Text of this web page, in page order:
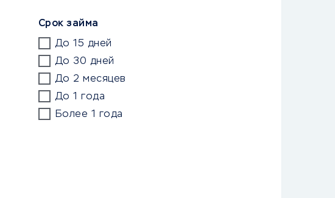
Срок займа
До 15 дней
До 30 дней
До 2 месяцев
До 1 года
Более 1 года